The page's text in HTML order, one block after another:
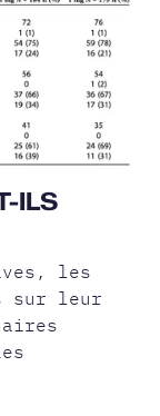
ILS
les
sur leur